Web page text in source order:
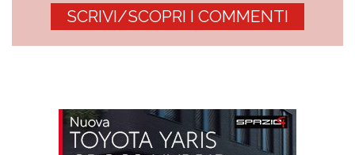
SCRIVI/SCOPRI I COMMENTI